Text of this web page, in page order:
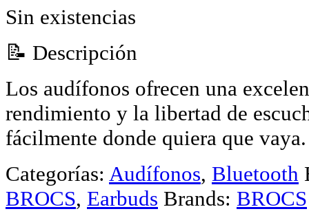
Sin existencias
📝 Descripción
Los audífonos ofrecen una
rendimiento y la libertad de
fácilmente donde quiera que vaya.
Categorías: Audífonos, Bluetooth
BROCS, Earbuds Brands: BROCS